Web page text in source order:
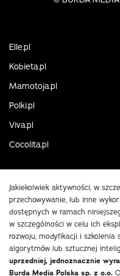
Elle.pl
Kobieta.pl
Mamotoja.pl
Polki.pl
Viva.pl
Cocolita.pl
Jakiekolwiek aktywności, w
przechowywanie, lub inne
dostępnych w ramach
w szczególności w celu ich
rozwoju, modyfikacji i szkolenia
algorytmów lub sztucznej
uprzedniej, jednoznacznie
Burda Media Polska sp. z o.o.